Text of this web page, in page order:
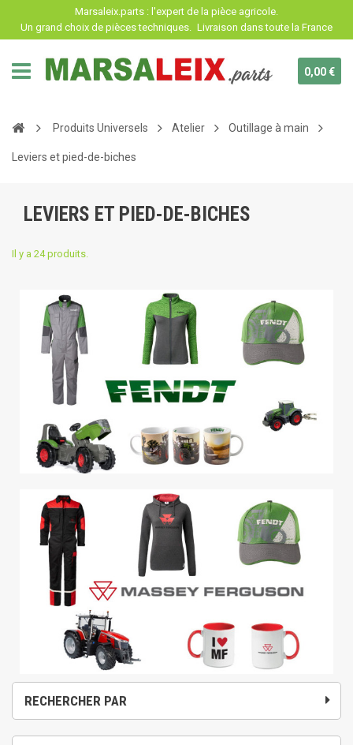
Marsaleix.parts : l'expert de la pièce agricole.
Un grand choix de pièces techniques. Livraison dans toute la France
0,00 €
Produits Universels Atelier Outillage à main
Leviers et pied-de-biches
LEVIERS ET PIED-DE-BICHES
Il y a 24 produits.
RECHERCHER PAR
Panneau de gestion des cookies